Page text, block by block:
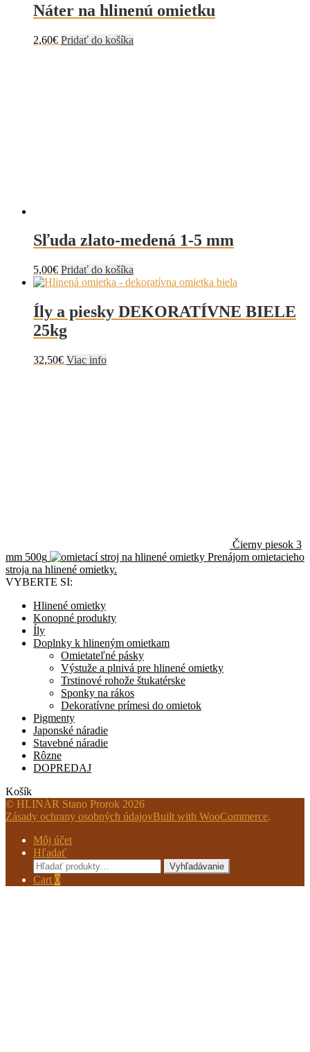
Náter na hlinenú omietku
2,60€ Pridať do košíka
Sľuda zlato-medená 1-5 mm
5,00€ Pridať do košíka
Íly a piesky DEKORATÍVNE BIELE
25kg
32,50€ Viac info
Čierny piesok 3
mm 500g
Prenájom omietacieho
stroja na hlinené omietky.
VYBERTE SI:
Hlinené omietky
Konopné produkty
Íly
Doplnky k hlineným omietkam
Omietateľné pásky
Výstuže a plnivá pre hlinené omietky
Trstinové rohože štukatérske
Sponky na rákos
Dekoratívne prímesi do omietok
Pigmenty
Japonské náradie
Stavebné náradie
Rôzne
DOPREDAJ
Košík
© HLINÁR Stano Prorok 2026
Zásady ochrany osobných údajovBuilt with WooCommerce.
Môj účet
Hľadať
Hľadať:
Vyhľadávanie
Cart 0